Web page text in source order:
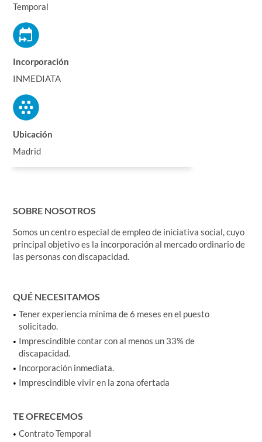
Temporal
Incorporación
INMEDIATA
Ubicación
Madrid
SOBRE NOSOTROS
Somos un centro especial de empleo de iniciativa social, cuyo
principal objetivo es la incorporación al mercado ordinario de
las personas con discapacidad.
QUÉ NECESITAMOS
Tener experiencia mínima de 6 meses en el puesto
solicitado.
Imprescindible contar con al menos un 33% de
discapacidad.
Incorporación inmediata.
Imprescindible vivir en la zona ofertada
TE OFRECEMOS
Contrato Temporal